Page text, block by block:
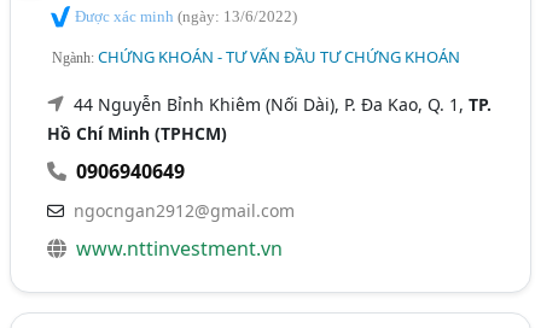
Được xác minh(ngày: 13/6/2022)
Ngành:CHỨNG KHOÁN - TƯ VẤN ĐẦU TƯ CHỨNG KHOÁN
44 Nguyễn Bỉnh Khiêm (Nối Dài), P. Đa Kao, Q. 1,TP.
Hồ Chí Minh (TPHCM)
0906940649
ngocngan2912@gmail.com
www.nttinvestment.vn